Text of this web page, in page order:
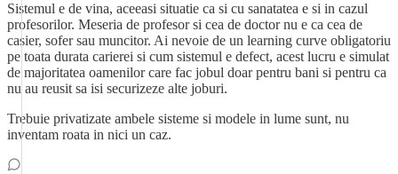
Sistemul e de vina, aceeasi situatie ca si cu sanatatea e si in cazul
profesorilor. Meseria de profesor si cea de doctor nu e ca cea de
casier, sofer sau muncitor. Ai nevoie de un learning curve obligatoriu
pe toata durata carierei si cum sistemul e defect, acest lucru e simulat
de majoritatea oamenilor care fac jobul doar pentru bani si pentru ca
nu au reusit sa isi securizeze alte joburi.
Trebuie privatizate ambele sisteme si modele in lume sunt, nu
inventam roata in nici un caz.